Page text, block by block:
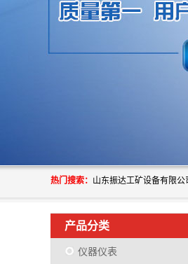
热门搜索：
产品分类
仪器仪表